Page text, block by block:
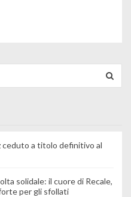
ceduto a titolo definitivo al
solidale: il cuore di Recale,
per gli sfollati